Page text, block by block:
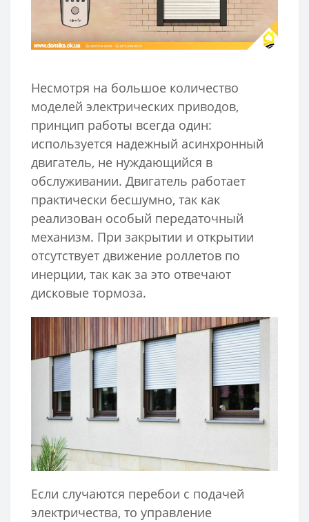
Несмотря на большое количество
моделей электрических приводов,
принцип работы всегда один:
используется надежный асинхронный
двигатель, не нуждающийся в
обслуживании. Двигатель работает
практически бесшумно, так как
реализован особый передаточный
механизм. При закрытии и открытии
отсутствует движение роллетов по
инерции, так как за это отвечают
дисковые тормоза.
Если случаются перебои с подачей
электричества, то управление